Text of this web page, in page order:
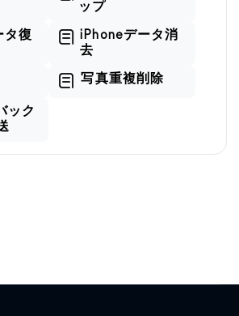
ップ
タ復
iPhoneデータ消
去
写真重複削除
ック